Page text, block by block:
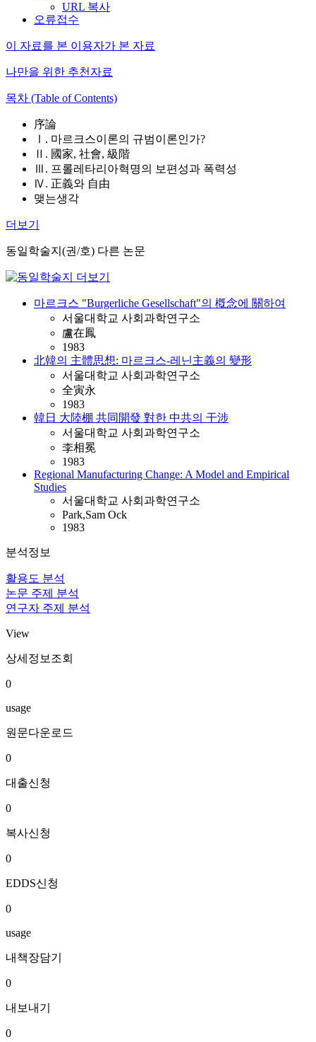
URL 복사
오류접수
이 자료를 본 이용자가 본 자료
나만을 위한 추천자료
목차 (Table of Contents)
序論
Ⅰ. 마르크스이론의 규범이론인가?
Ⅱ. 國家, 社會, 級階
Ⅲ. 프롤레타리아혁명의 보편성과 폭력성
Ⅳ. 正義와 自由
맺는생각
더보기
동일학술지(권/호) 다른 논문
마르크스 "Burgerliche Gesellschaft"의 槪念에 關하여
서울대학교 사회과학연구소
盧在鳳
1983
北韓의 主體思想: 마르크스-레닌主義의 變形
서울대학교 사회과학연구소
全寅永
1983
韓日 大陸棚 共同開發 對한 中共의 干涉
서울대학교 사회과학연구소
李相冕
1983
Regional Manufacturing Change: A Model and Empirical
Studies
서울대학교 사회과학연구소
Park,Sam Ock
1983
분석정보
활용도 분석
논문 주제 분석
연구자 주제 분석
View
상세정보조회
0
usage
원문다운로드
0
대출신청
0
복사신청
0
EDDS신청
0
usage
내책장담기
0
내보내기
0